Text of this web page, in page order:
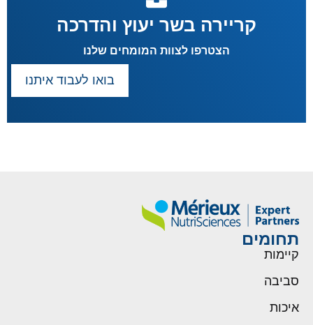
קריירה בשר יעוץ והדרכה
הצטרפו לצוות המומחים שלנו
בואו לעבוד איתנו
תחומים
קיימות
סביבה
איכות